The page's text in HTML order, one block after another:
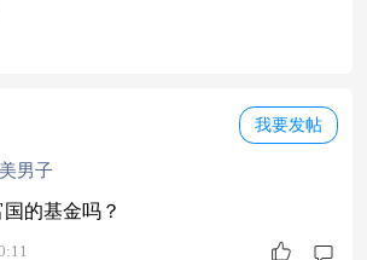
我要发帖
男子
的基金吗？